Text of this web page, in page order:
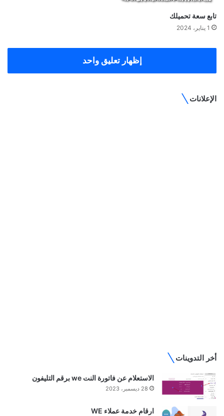
تابع سعة تحميلك
1 يناير، 2024
إظهار تعليق واحد
الإعلانات
أخر التدوينات
الاستعلام عن فاتورة النت we برقم التليفون
28 ديسمبر، 2023
ارقام خدمة عملاء WE